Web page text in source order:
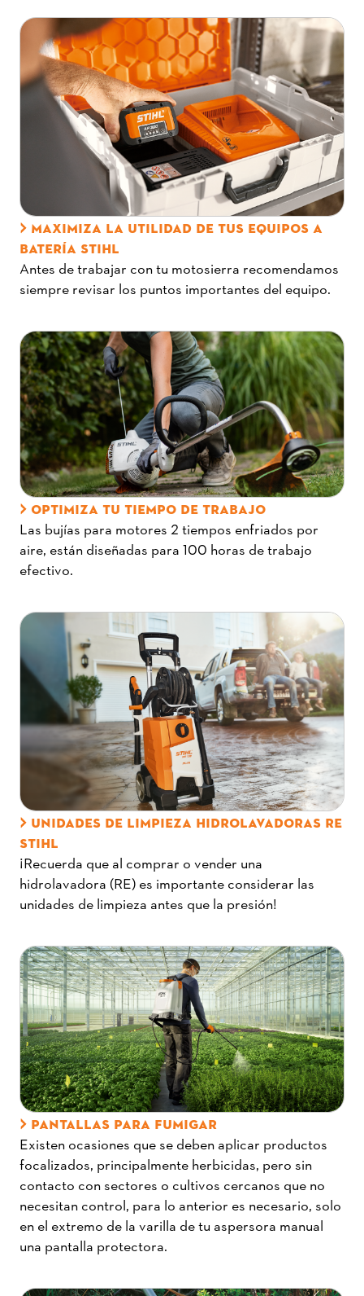
MAXIMIZA LA UTILIDAD DE TUS EQUIPOS A
BATERÍA STIHL
Antes de trabajar con tu motosierra recomendamos
siempre revisar los puntos importantes del equipo.
OPTIMIZA TU TIEMPO DE TRABAJO
Las bujías para motores 2 tiempos enfriados por
aire, están diseñadas para 100 horas de trabajo
efectivo.
UNIDADES DE LIMPIEZA HIDROLAVADORAS RE
STIHL
¡Recuerda que al comprar o vender una
hidrolavadora (RE) es importante considerar las
unidades de limpieza antes que la presión!
PANTALLAS PARA FUMIGAR
Existen ocasiones que se deben aplicar productos
focalizados, principalmente herbicidas, pero sin
contacto con sectores o cultivos cercanos que no
necesitan control, para lo anterior es necesario, solo
en el extremo de la varilla de tu aspersora manual
una pantalla protectora.